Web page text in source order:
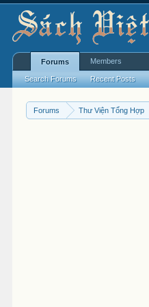
Forums Thư Viện Tổng Hợp
Forums
Search Forums Recent Posts
Members